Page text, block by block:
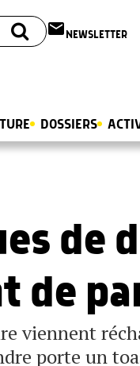
email NEWSLETTER
DOSSIERS
de
de
viennent
porte un